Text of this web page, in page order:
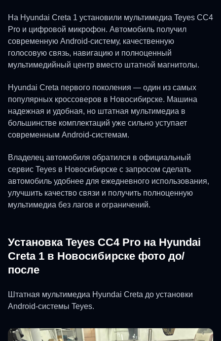
На Hyundai Creta 1 установили мультимедиа Teyes CC4
Pro и цифровой микрофон. Автомобиль получил
современную Android-систему, качественную
голосовую связь, навигацию и полноценный
мультимедийный центр вместо штатной магнитолы.
Hyundai Creta первого поколения — один из самых
популярных кроссоверов в Новосибирске. Машина
надежная и удобная, но штатная мультимедиа в
большинстве комплектаций уже сильно уступает
современным Android-системам.
Владелец автомобиля обратился в официальный
сервис Teyes в Новосибирске с запросом сделать
автомобиль удобнее для ежедневного использования,
улучшить качество связи и получить полноценную
мультимедиа без лагов и ограничений.
Установка Teyes CC4 Pro на Hyundai
Creta 1 в Новосибирске фото до/
после
Штатная мультимедиа Hyundai Creta до установки
Android-системы Teyes.